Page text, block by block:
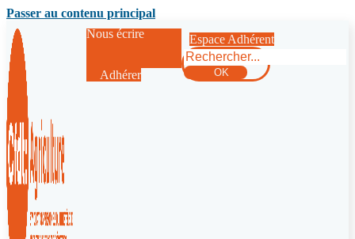
Passer au contenu principal
Nous écrire
Adhérer
Espace Adhérent
Rechercher
OK